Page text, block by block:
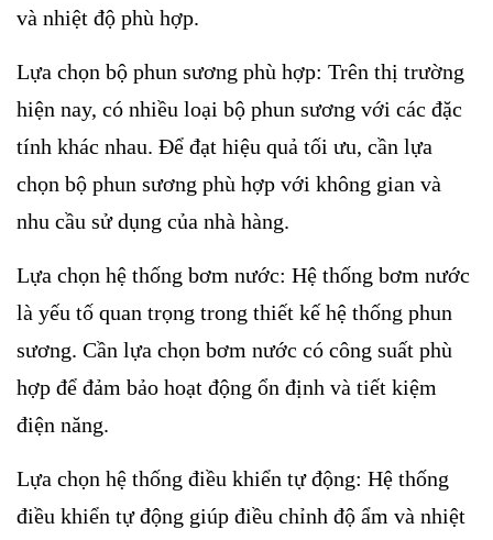
và nhiệt độ phù hợp.
Lựa chọn bộ phun sương phù hợp: Trên thị trường
hiện nay, có nhiều loại bộ phun sương với các đặc
tính khác nhau. Để đạt hiệu quả tối ưu, cần lựa
chọn bộ phun sương phù hợp với không gian và
nhu cầu sử dụng của nhà hàng.
Lựa chọn hệ thống bơm nước: Hệ thống bơm nước
là yếu tố quan trọng trong thiết kế hệ thống phun
sương. Cần lựa chọn bơm nước có công suất phù
hợp để đảm bảo hoạt động ổn định và tiết kiệm
điện năng.
Lựa chọn hệ thống điều khiển tự động: Hệ thống
điều khiển tự động giúp điều chỉnh độ ẩm và nhiệt